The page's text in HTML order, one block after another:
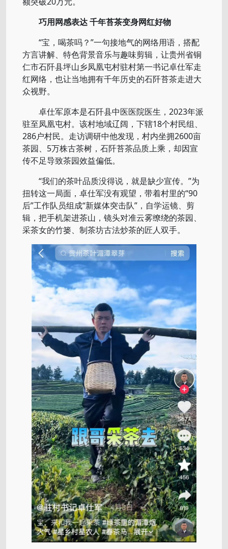
巧用网感表达 千年苔茶变身网红好物
“宝，喝茶吗？”一句接地气的网络用语，搭配
方言讲解、特色背景音乐与趣味剪辑，让贵州省铜
仁市石阡县坪山乡凤凰屯村驻村第一书记卓仕军走
红网络，也让当地拥有千年历史的石阡苔茶走进大
众视野。
卓仕军原本是石阡县中医医院医生，2023年派
驻至凤凰屯村。该村地域辽阔，下辖18个村民组、
286户村民。走访调研中他发现，村内坐拥2600亩
茶园、5万株古茶树，石阡苔茶品质上乘，却因宣
传不足导致茶园效益偏低。
“我们的茶叶品质没得说，就是缺少宣传。”为
扭转这一局面，卓仕军没有观望，带着村里的“90
后”工作队员组成“新媒体突击队”，自学运镜、剪
辑，把手机架进茶山，镜头对准云雾缭绕的茶园、
采茶女的竹篓、制茶坊古法炒茶的匠人双手。